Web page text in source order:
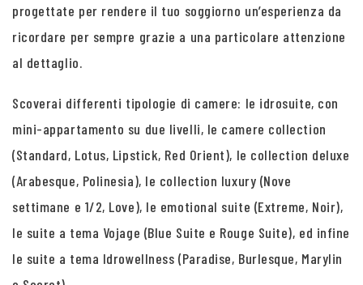
progettate per rendere il tuo soggiorno un’esperienza da
ricordare per sempre grazie a una particolare attenzione
al dettaglio.
Scoverai differenti tipologie di camere: le idrosuite, con
mini-appartamento su due livelli, le camere collection
(Standard, Lotus, Lipstick, Red Orient), le collection deluxe
(Arabesque, Polinesia), le collection luxury (Nove
settimane e 1/2, Love), le emotional suite (Extreme, Noir),
le suite a tema Vojage (Blue Suite e Rouge Suite), ed infine
le suite a tema Idrowellness (Paradise, Burlesque, Marylin